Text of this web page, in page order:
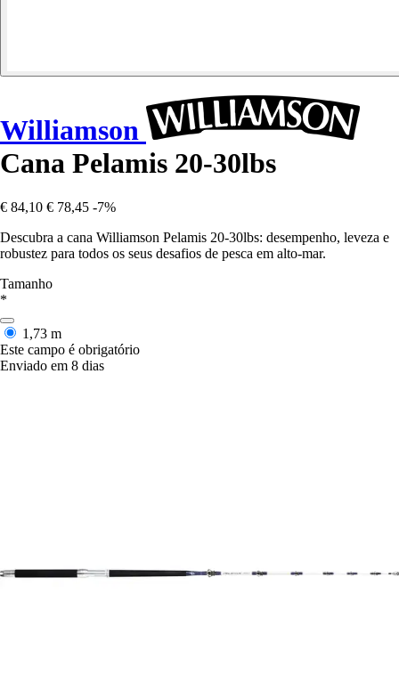
Williamson
Cana Pelamis 20-30lbs
€ 84,10 € 78,45 -7%
Descubra a cana Williamson Pelamis 20-30lbs: desempenho, leveza e
robustez para todos os seus desafios de pesca em alto-mar.
Tamanho
*
1,73 m
Este campo é obrigatório
Enviado em 8 dias